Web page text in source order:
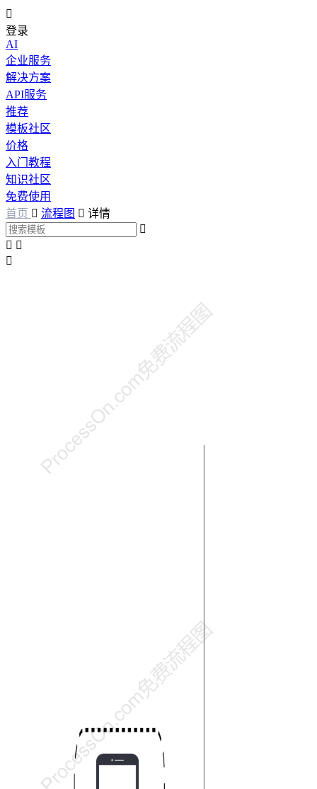

登录
AI
企业服务
解决方案
API服务
推荐
模板社区
价格
入门教程
知识社区
免费使用
首页  流程图  详情

 
